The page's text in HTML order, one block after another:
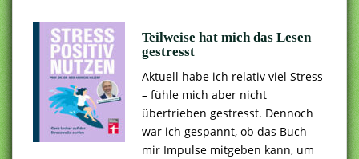
Teilweise hat mich das Lesen
gestresst
Aktuell habe ich relativ viel Stress
– fühle mich aber nicht
übertrieben gestresst. Dennoch
war ich gespannt, ob das Buch
mir Impulse mitgeben kann, um